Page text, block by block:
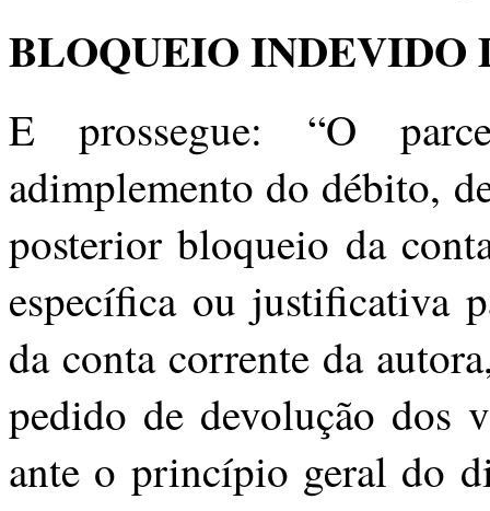
BLOQUEIO INDEVIDO
E prossegue: “O
adimplemento do débito,
posterior bloqueio da
específica ou justificativa
da conta corrente da
pedido de devolução dos
ante o princípio geral do